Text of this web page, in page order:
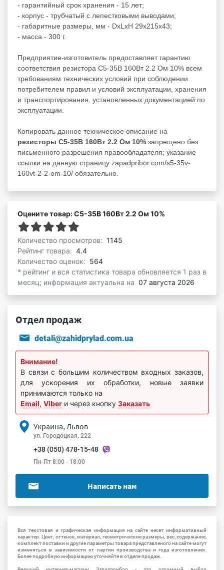
- гарантийный срок хранения - 15 лет;
- корпус - трубчатый с лепестковыми выводами;
- габаритные размеры, мм - DxLxH 29x215x43;
- масса - 300 г.
Предприятие-изготовитель предоставляет гарантию
соответствия резистора С5-35В 160Вт 2.2 Ом 10% всем
требованиям технических условий при соблюдении
потребителем правил и условий эксплуатации, хранения
и транспортирования, установленных документацией по
эксплуатации.
Копировать данное техническое описание на
резисторы С5-35В 160Вт 2.2 Ом 10% запрещено без
письменного разрешения правообладателя; указание
ссылки на данную страницу zapadpribor.com/s5-35v-
160vt-2-2-om-10/ обязательно.
Оцените товар: С5-35В 160Вт 2.2 Ом 10%
Количество просмотров: 1145
Рейтинг товара: 4.4
Количество оценок: 564
* рейтинг и вся статистика товара обновляется 1 раз в
месяц; информация актуальна на 07 августа 2026
Отдел продаж
detali@zahidprylad.com.ua
Внимание!
В связи с большим количеством входных заказов,
для ускорения их обработки, новые заявки
принимаются только на
Email, Viber и через кнопку Заказать
Украина, Львов
ул. Городоцкая, 222
+38 (050) 478-15-48
Пн-Пт 8:00 - 18:00
Написать нам
Вся текстовая и графическая информация на сайте несет информативный
характер. Цвет, оттенок, материал, геометрические размеры, вес, содержание,
комплект поставки и другие параметры товара представленого на сайте могут
изменяться в зависимости от партии производства и года изготовления.
Более подробную информацию уточняйте в отделе продаж.